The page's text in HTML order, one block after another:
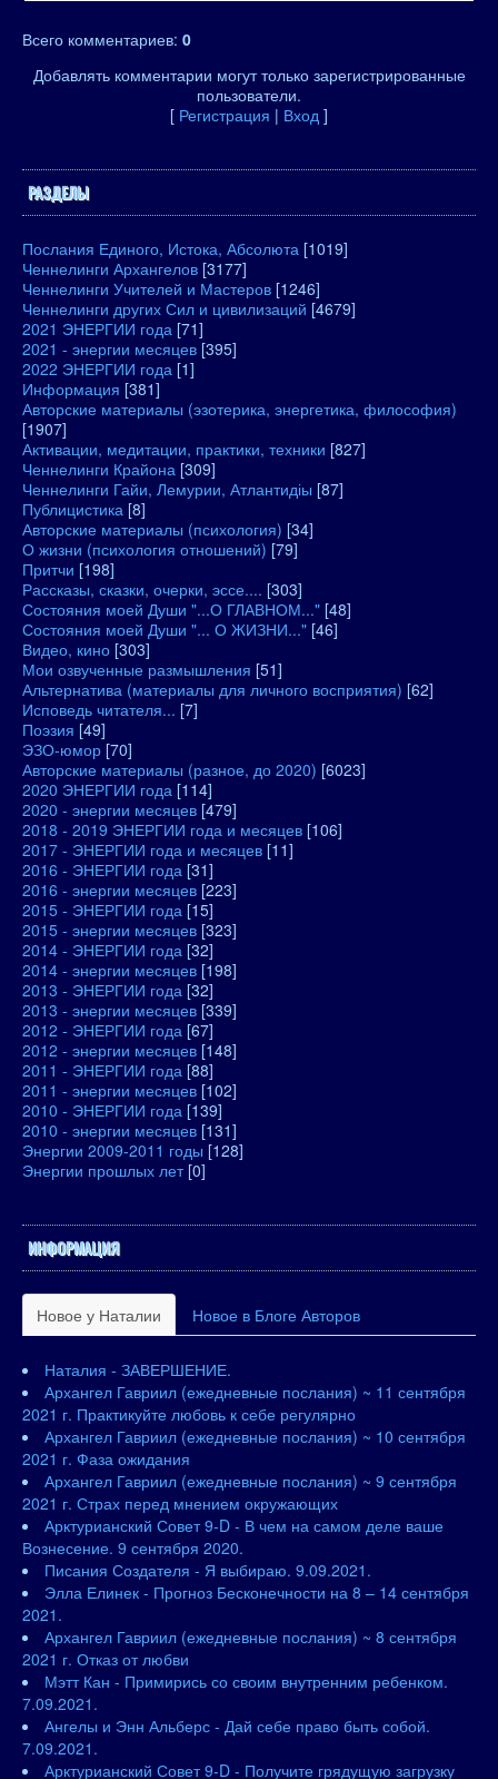
Всего комментариев: 0
Добавлять комментарии могут только зарегистрированные
пользователи.
[ Регистрация | Вход ]
РАЗДЕЛЫ
Послания Единого, Истока, Абсолюта [1019]
Ченнелинги Архангелов [3177]
Ченнелинги Учителей и Мастеров [1246]
Ченнелинги других Сил и цивилизаций [4679]
2021 ЭНЕРГИИ года [71]
2021 - энергии месяцев [395]
2022 ЭНЕРГИИ года [1]
Информация [381]
Авторские материалы (эзотерика, энергетика, философия)
[1907]
Активации, медитации, практики, техники [827]
Ченнелинги Крайона [309]
Ченнелинги Гайи, Лемурии, Атлантидіы [87]
Публицистика [8]
Авторские материалы (психология) [34]
О жизни (психология отношений) [79]
Притчи [198]
Рассказы, сказки, очерки, эссе.... [303]
Состояния моей Души "...О ГЛАВНОМ..." [48]
Состояния моей Души "... О ЖИЗНИ..." [46]
Видео, кино [303]
Мои озвученные размышления [51]
Альтернатива (материалы для личного восприятия) [62]
Исповедь читателя... [7]
Поэзия [49]
ЭЗО-юмор [70]
Авторские материалы (разное, до 2020) [6023]
2020 ЭНЕРГИИ года [114]
2020 - энергии месяцев [479]
2018 - 2019 ЭНЕРГИИ года и месяцев [106]
2017 - ЭНЕРГИИ года и месяцев [11]
2016 - ЭНЕРГИИ года [31]
2016 - энергии месяцев [223]
2015 - ЭНЕРГИИ года [15]
2015 - энергии месяцев [323]
2014 - ЭНЕРГИИ года [32]
2014 - энергии месяцев [198]
2013 - ЭНЕРГИИ года [32]
2013 - энергии месяцев [339]
2012 - ЭНЕРГИИ года [67]
2012 - энергии месяцев [148]
2011 - ЭНЕРГИИ года [88]
2011 - энергии месяцев [102]
2010 - ЭНЕРГИИ года [139]
2010 - энергии месяцев [131]
Энергии 2009-2011 годы [128]
Энергии прошлых лет [0]
ИНФОРМАЦИЯ
Новое у Наталии Новое в Блоге Авторов
Наталия - ЗАВЕРШЕНИЕ.
Архангел Гавриил (ежедневные послания) ~ 11 сентября
2021 г. Практикуйте любовь к себе регулярно
Архангел Гавриил (ежедневные послания) ~ 10 сентября
2021 г. Фаза ожидания
Архангел Гавриил (ежедневные послания) ~ 9 сентября
2021 г. Страх перед мнением окружающих
Арктурианский Совет 9-D - В чем на самом деле ваше
Вознесение. 9 сентября 2020.
Писания Создателя - Я выбираю. 9.09.2021.
Элла Елинек - Прогноз Бесконечности на 8 – 14 сентября
2021.
Архангел Гавриил (ежедневные послания) ~ 8 сентября
2021 г. Отказ от любви
Мэтт Кан - Примирись со своим внутренним ребенком.
7.09.2021.
Ангелы и Энн Альберс - Дай себе право быть собой.
7.09.2021.
Арктурианский Совет 9-D - Получите грядущую загрузку